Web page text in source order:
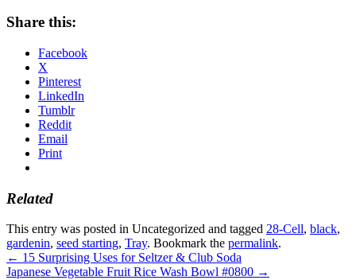
Share this:
Facebook
X
Pinterest
LinkedIn
Tumblr
Reddit
Email
Print
Related
This entry was posted in Uncategorized and tagged 28-Cell, black,
gardenin, seed starting, Tray. Bookmark the permalink.
← 15 Surprising Uses for Seltzer & Club Soda
Japanese Vegetable Fruit Rice Wash Bowl #0800 →